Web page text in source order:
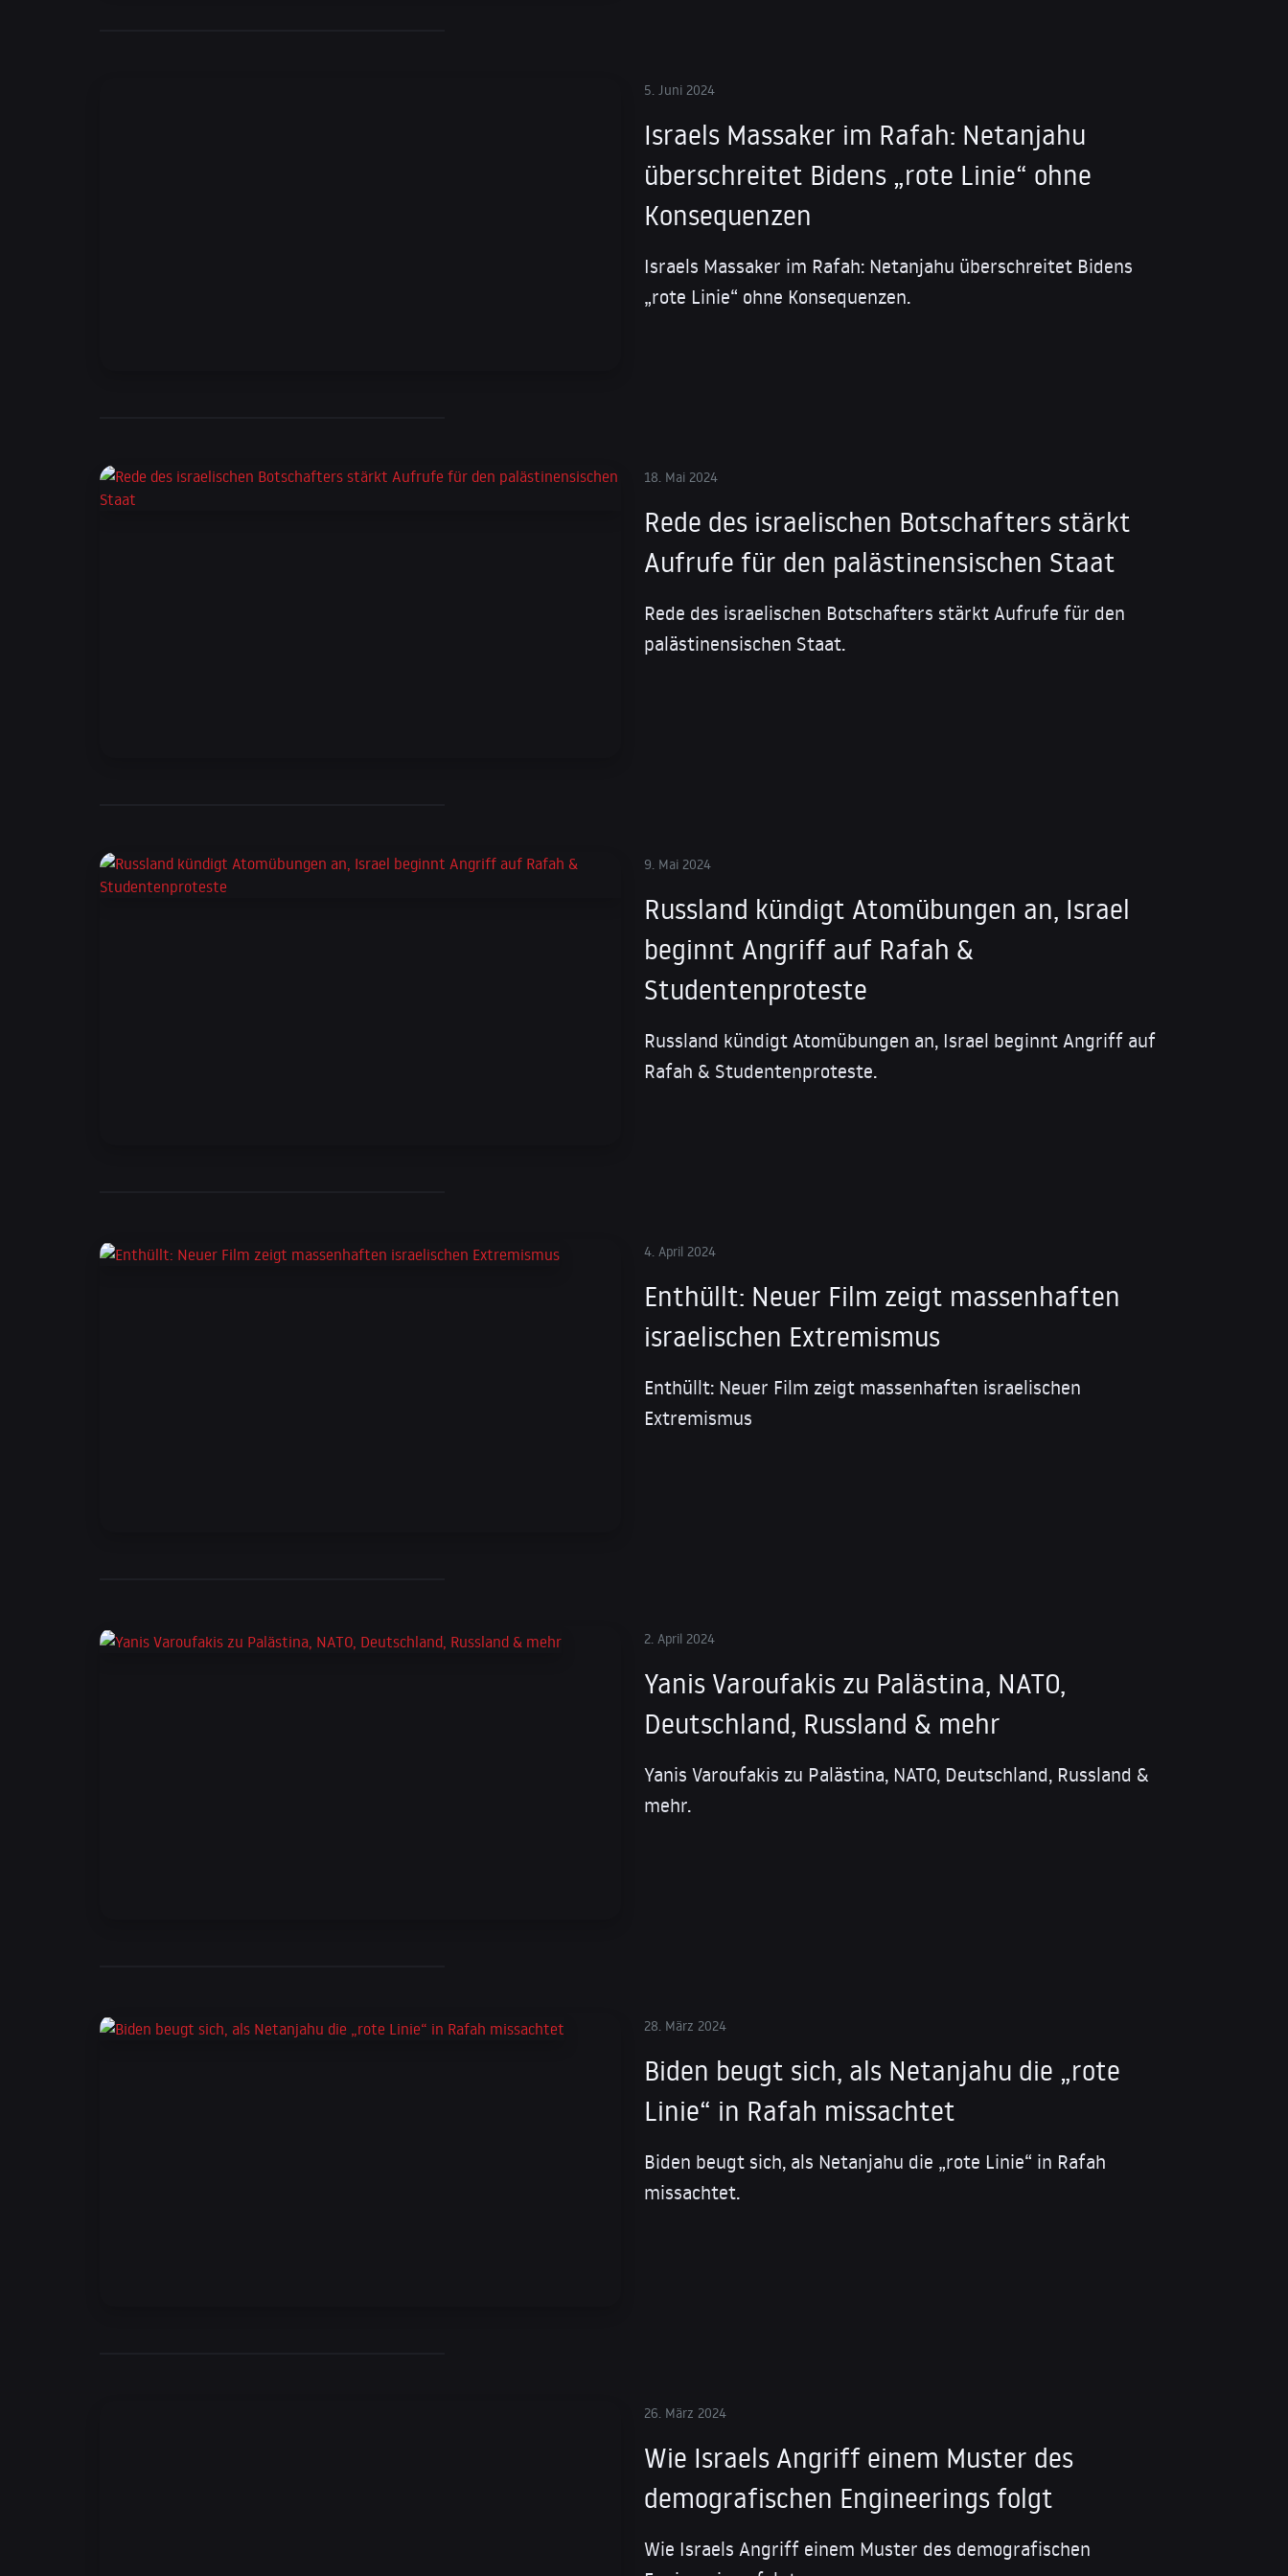
5. Juni 2024
Israels Massaker im Rafah: Netanjahu
überschreitet Bidens „rote Linie“ ohne
Konsequenzen
Israels Massaker im Rafah: Netanjahu überschreitet Bidens
„rote Linie“ ohne Konsequenzen.
18. Mai 2024
Rede des israelischen Botschafters stärkt
Aufrufe für den palästinensischen Staat
Rede des israelischen Botschafters stärkt Aufrufe für den
palästinensischen Staat.
9. Mai 2024
Russland kündigt Atomübungen an, Israel
beginnt Angriff auf Rafah &
Studentenproteste
Russland kündigt Atomübungen an, Israel beginnt Angriff auf
Rafah & Studentenproteste.
4. April 2024
Enthüllt: Neuer Film zeigt massenhaften
israelischen Extremismus
Enthüllt: Neuer Film zeigt massenhaften israelischen
Extremismus
2. April 2024
Yanis Varoufakis zu Palästina, NATO,
Deutschland, Russland & mehr
Yanis Varoufakis zu Palästina, NATO, Deutschland, Russland &
mehr.
28. März 2024
Biden beugt sich, als Netanjahu die „rote
Linie“ in Rafah missachtet
Biden beugt sich, als Netanjahu die „rote Linie“ in Rafah
missachtet.
26. März 2024
Wie Israels Angriff einem Muster des
demografischen Engineerings folgt
Wie Israels Angriff einem Muster des demografischen